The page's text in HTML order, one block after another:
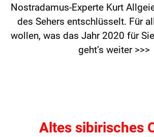
Nostradamus-Experte Kurt
des Sehers entschlüsselt. Für
wollen, was das Jahr 2020 für
geht’s weiter >>>
Altes sibirisches